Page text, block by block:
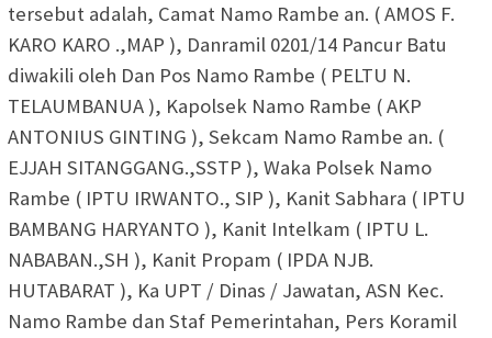
tersebut adalah, Camat Namo Rambe an. ( AMOS F.
KARO KARO .,MAP ), Danramil 0201/14 Pancur Batu
diwakili oleh Dan Pos Namo Rambe ( PELTU N.
TELAUMBANUA ), Kapolsek Namo Rambe ( AKP
ANTONIUS GINTING ), Sekcam Namo Rambe an. (
EJJAH SITANGGANG.,SSTP ), Waka Polsek Namo
Rambe ( IPTU IRWANTO., SIP ), Kanit Sabhara ( IPTU
BAMBANG HARYANTO ), Kanit Intelkam ( IPTU L.
NABABAN.,SH ), Kanit Propam ( IPDA NJB.
HUTABARAT ), Ka UPT / Dinas / Jawatan, ASN Kec.
Namo Rambe dan Staf Pemerintahan, Pers Koramil